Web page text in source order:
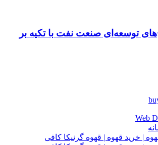
توسعه‌ای صنعت نفت با تکیه بر
Web
| خرید قهوه | قهوه گرنیکا کافی